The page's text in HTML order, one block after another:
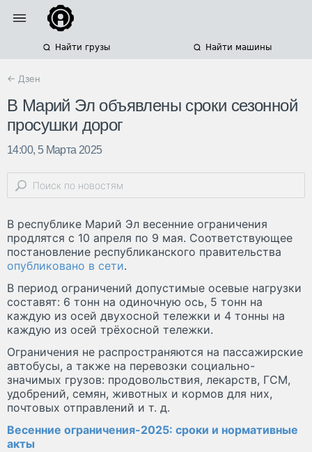
Найти грузы Найти машины
← Дзен
В Марий Эл объявлены сроки сезонной
просушки дорог
14:00, 5 Марта 2025
В республике Марий Эл весенние ограничения
продлятся с 10 апреля по 9 мая. Соответствующее
постановление республиканского правительства
опубликовано в сети.
В период ограничений допустимые осевые нагрузки
составят: 6 тонн на одиночную ось, 5 тонн на
каждую из осей двухосной тележки и 4 тонны на
каждую из осей трёхосной тележки.
Ограничения не распространяются на пассажирские
автобусы, а также на перевозки социально-
значимых грузов: продовольствия, лекарств, ГСМ,
удобрений, семян, животных и кормов для них,
почтовых отправлений и т. д.
Весенние ограничения-2025: сроки и нормативные
акты